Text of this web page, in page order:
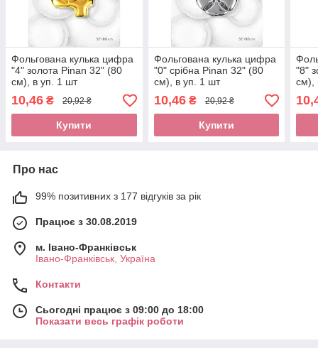
Фольгована кулька цифра
"4" золота Pinan 32" (80
см), в уп. 1 шт
10,46 ₴ 20,92 ₴
Купити
Фольгована кулька цифра
"0" срібна Pinan 32" (80
см), в уп. 1 шт
10,46₴ 20,92 ₴
Купити
"8"
см),
Про нас
99% позитивних з 177 відгуків за рік
Працює з 30.08.2019
м. Івано-Франківськ
Івано-Франківськ, Україна
Контакти
Сьогодні працює з 09:00 до 18:00
Показати весь графік роботи